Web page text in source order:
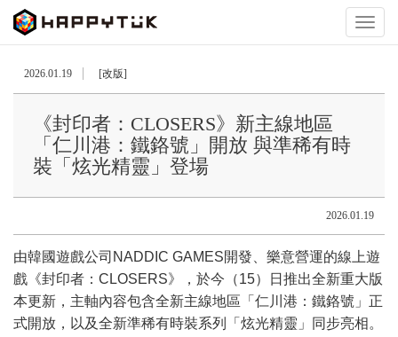
Toggle
2026.01.19 [改版]
《封印者：CLOSERS》新主線地區
「仁川港：鐵鉻號」開放 與準稀有時
裝「炫光精靈」登場
2026.01.19
由韓國遊戲公司NADDIC GAMES開發、樂意營運的線上遊
戲《封印者：CLOSERS》，於今（15）日推出全新重大版
本更新，主軸內容包含全新主線地區「仁川港：鐵鉻號」正
式開放，以及全新準稀有時裝系列「炫光精靈」同步亮相。